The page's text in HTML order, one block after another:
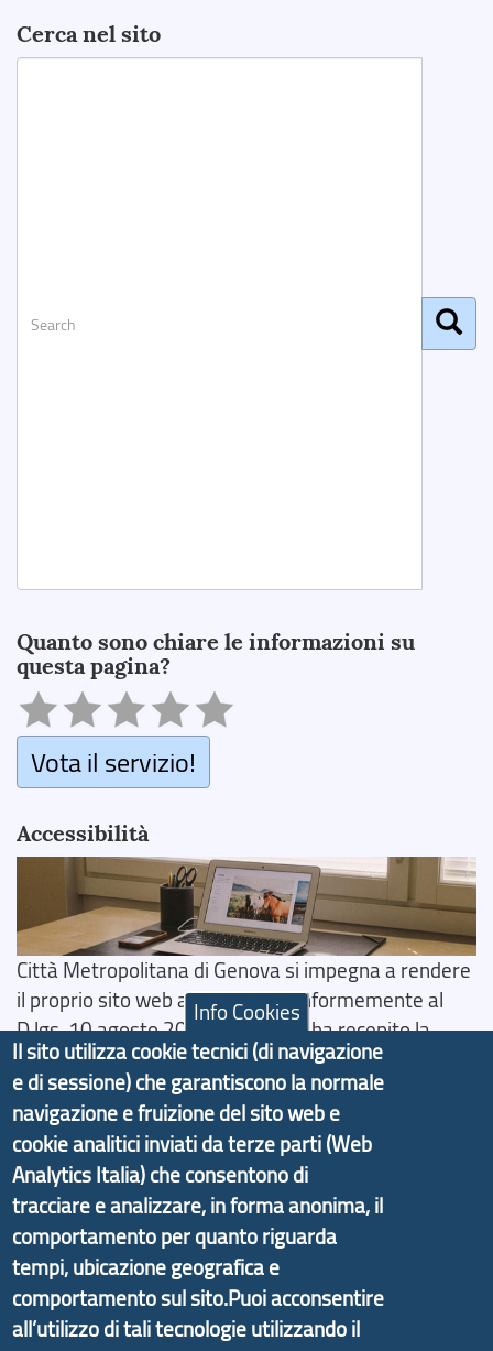
Cerca nel sito
Quanto sono chiare le informazioni su
questa pagina?
Vota il servizio!
Accessibilità
Città Metropolitana di Genova si impegna a rendere
il proprio sito web accessibile, conformemente al
D.lgs. 10 agosto 2018, n.106 che ha recepito la
direttiva UE 2016/2102 del Parlamento europeo e
del Consiglio.
Dichiarazione di Accessibilità
Il progetto Aree Interne
Il portale di marketing territoriale e sviluppo locale
Info Cookies
Il sito utilizza cookie tecnici (di navigazione
e di sessione) che garantiscono la normale
navigazione e fruizione del sito web e
cookie analitici inviati da terze parti (Web
Analytics Italia) che consentono di
tracciare e analizzare, in forma anonima, il
comportamento per quanto riguarda
tempi, ubicazione geografica e
comportamento sul sito.Puoi acconsentire
all’utilizzo di tali tecnologie utilizzando il